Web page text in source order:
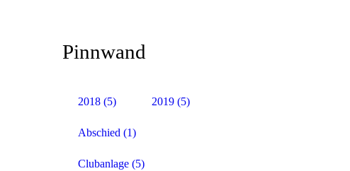
Pinnwand
2018 (5) 2019 (5)
Abschied (1)
Clubanlage (5)